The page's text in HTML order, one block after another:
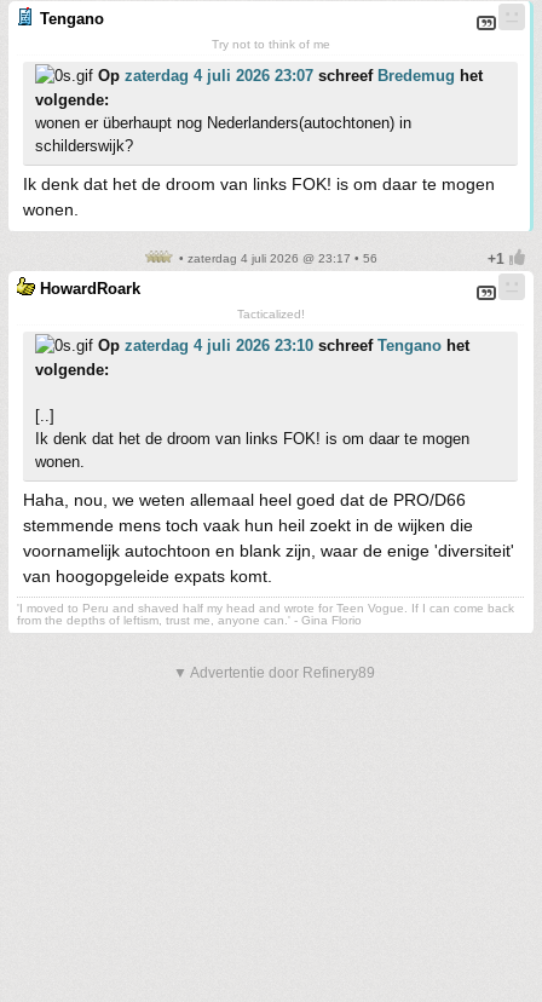
Tengano
Try not to think of me
Op zaterdag 4 juli 2026 23:07 schreef Bredemug het
volgende:
wonen er überhaupt nog Nederlanders(autochtonen) in
schilderswijk?
Ik denk dat het de droom van links FOK! is om daar te mogen
wonen.
• zaterdag 4 juli 2026 @ 23:17 • 56
HowardRoark
Tacticalized!
Op zaterdag 4 juli 2026 23:10 schreef Tengano het
volgende:
[..]
Ik denk dat het de droom van links FOK! is om daar te mogen
wonen.
Haha, nou, we weten allemaal heel goed dat de PRO/D66
stemmende mens toch vaak hun heil zoekt in de wijken die
voornamelijk autochtoon en blank zijn, waar de enige 'diversiteit'
van hoogopgeleide expats komt.
'I moved to Peru and shaved half my head and wrote for Teen Vogue. If I can come back
from the depths of leftism, trust me, anyone can.' - Gina Florio
▼ Advertentie door Refinery89